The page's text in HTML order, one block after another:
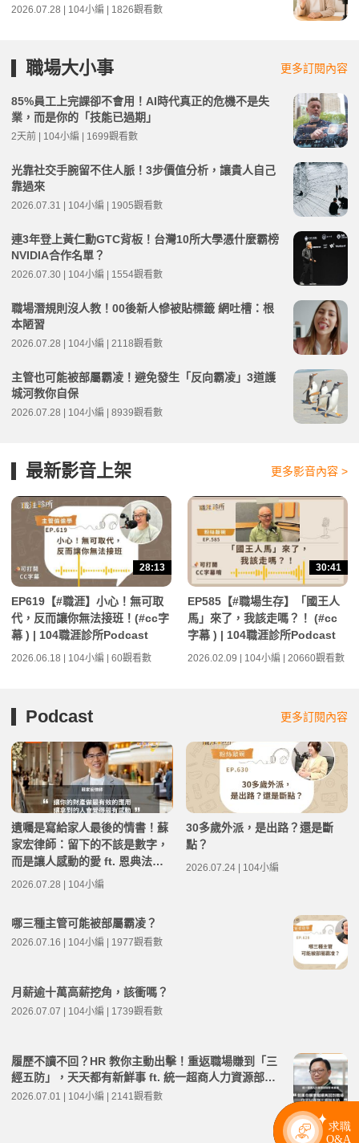
2026.07.28 | 104小編 | 1826觀看數
職場大小事 更多訂閱內容
85%員工上完課卻不會用！AI時代真正的危機不是失
業，而是你的「技能已過期」
2天前 | 104小編 | 1699觀看數
光靠社交手腕留不住人脈！3步價值分析，讓貴人自己
靠過來
2026.07.31 | 104小編 | 1905觀看數
連3年登上黃仁勳GTC背板！台灣10所大學憑什麼霸榜
NVIDIA合作名單？
2026.07.30 | 104小編 | 1554觀看數
職場潛規則沒人教！00後新人慘被貼標籤 網吐槽：根
本陋習
2026.07.28 | 104小編 | 2118觀看數
主管也可能被部屬霸凌！避免發生「反向霸凌」3道護
城河教你自保
2026.07.28 | 104小編 | 8939觀看數
最新影音上架 更多影音內容 >
28:13
EP619【#職涯】小心！無可取
代，反而讓你無法接班！(#cc字
幕 ) | 104職涯診所Podcast
2026.06.18 | 104小編 | 60觀看數
30:41
EP585【#職場生存】「國王人
馬」來了，我該走嗎？！ (#cc
字幕 ) | 104職涯診所Podcast
2026.02.09 | 104小編 | 20660觀看數
Podcast 更多訂閱內容
遺囑是寫給家人最後的情書！蘇
家宏律師：留下的不該是數字，
而是讓人感動的愛 ft. 恩典法律
事務所創辦人 蘇家宏律師 | 高年
2026.07.28 | 104小編
30多歲外派，是出路？還是斷
點？
2026.07.24 | 104小編
哪三種主管可能被部屬霸凌？
2026.07.16 | 104小編 | 1977觀看數
月薪逾十萬高薪挖角，該衝嗎？
2026.07.07 | 104小編 | 1739觀看數
履歷不讀不回？HR 教你主動出擊！重返職場賺到「三
經五防」，天天都有新鮮事 ft. 統一超商人力資源部經
理 林宸碩 | 高年級不打烊 x 用 AI 點亮第二人生 EP279
2026.07.01 | 104小編 | 2141觀看數